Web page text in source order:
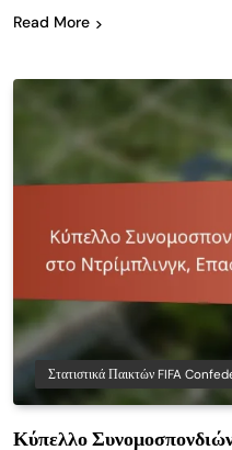
Read More
Στατιστικά Παικτών FIFA
Κύπελλο